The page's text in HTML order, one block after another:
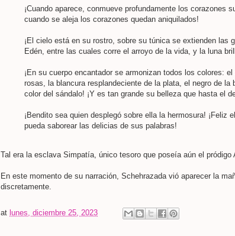
¡Cuando aparece, conmueve profundamente los corazones
cuando se aleja los corazones quedan aniquilados!
¡El cielo está en su rostro, sobre su túnica se extienden las
Edén, entre las cuales corre el arroyo de la vida, y la luna
¡En su cuerpo encantador se armonizan todos los colores: el
rosas, la blancura resplandeciente de la plata, el negro de la
color del sándalo! ¡Y es tan grande su belleza que hasta el
¡Bendito sea quien desplegó sobre ella la hermosura! ¡Feliz
pueda saborear las delicias de sus palabras!
Tal era la esclava Simpatía, único tesoro que poseía aún el pródigo
En este momento de su narración, Schehrazada vió aparecer la
discretamente.
at lunes, diciembre 25, 2023